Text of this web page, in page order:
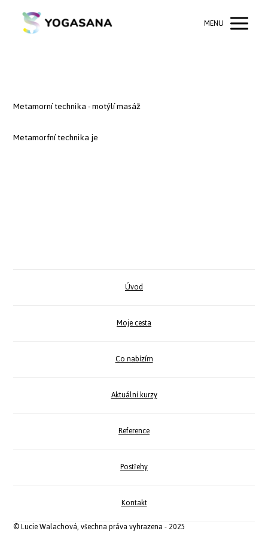
MENU
Metamorní technika - motýlí masáž
Metamorfní technika je
Úvod
Moje cesta
Co nabízím
Aktuální kurzy
Reference
Postřehy
Kontakt
© Lucie Walachová, všechna práva vyhrazena - 2025